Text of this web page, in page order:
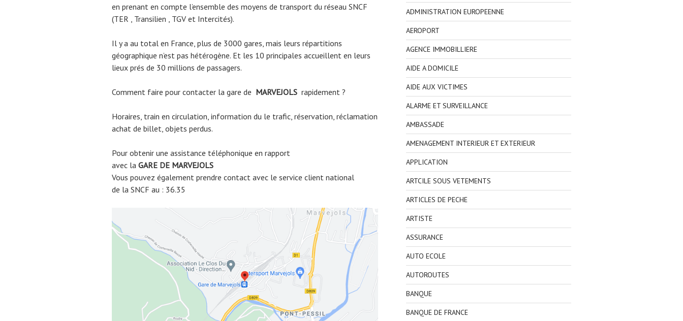
en prenant en compte l’ensemble des moyens de transport du réseau SNCF
(TER , Transilien , TGV et Intercités).
Il y a au total en France, plus de 3000 gares, mais leurs répartitions
géographique n’est pas hétérogène. Et les 10 principales accueillent en leurs
lieux prés de 30 millions de passagers.
Comment faire pour contacter la gare de MARVEJOLS rapidement ?
Horaires, train en circulation, information du le trafic, réservation, réclamation
achat de billet, objets perdus.
Pour obtenir une assistance téléphonique en rapport
avec la GARE DE MARVEJOLS
Vous pouvez également prendre contact avec le service client national
de la SNCF au : 36.35
ADMINISTRATION EUROPEENNE
AEROPORT
AGENCE IMMOBILLIERE
AIDE A DOMICILE
AIDE AUX VICTIMES
ALARME ET SURVEILLANCE
AMBASSADE
AMENAGEMENT INTERIEUR ET EXTERIEUR
APPLICATION
ARTCILE SOUS VETEMENTS
ARTICLES DE PECHE
ARTISTE
ASSURANCE
AUTO ECOLE
AUTOROUTES
BANQUE
BANQUE DE FRANCE